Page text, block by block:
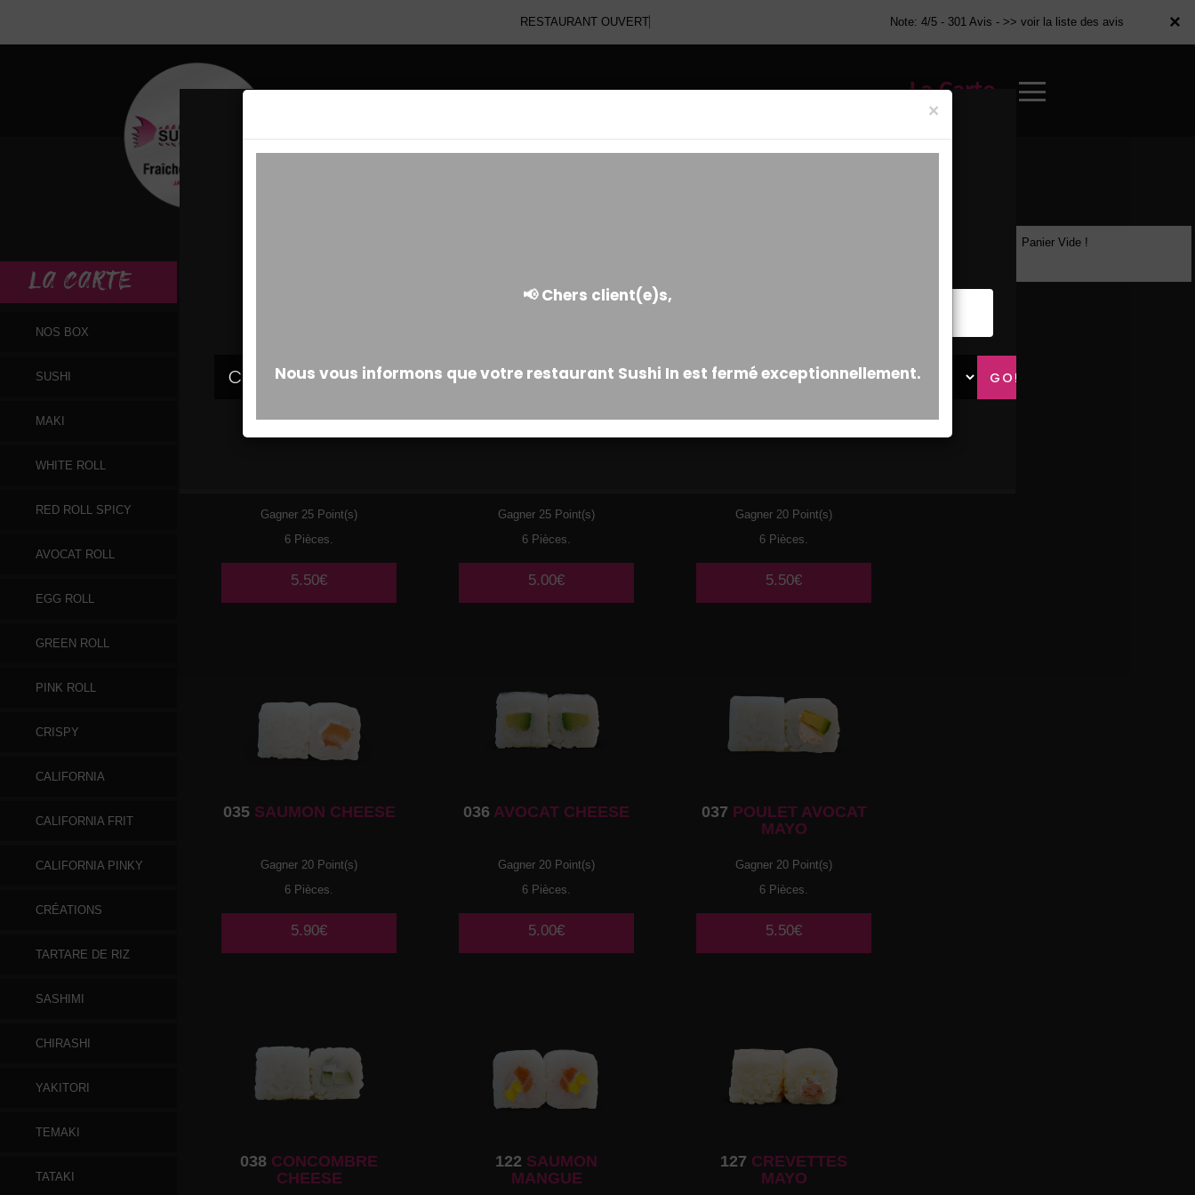
×
RESTAURANT OUVERT Note: 4/5 - 301 Avis - >> voir la liste des avis
La Carte
×
LA CARTE
NOS BOX
SUSHI
MAKI
WHITE ROLL
RED ROLL SPICY
AVOCAT ROLL
EGG ROLL
GREEN ROLL
PINK ROLL
CRISPY
CALIFORNIA
CALIFORNIA FRIT
CALIFORNIA PINKY
CRÉATIONS
TARTARE DE RIZ
SASHIMI
CHIRASHI
YAKITORI
TEMAKI
TATAKI
Gagner 25 Point(s)
6 Pièces.
5.50€
Gagner 25 Point(s)
6 Pièces.
5.00€
Gagner 20 Point(s)
6 Pièces.
5.50€
035SAUMON CHEESE
Gagner 20 Point(s)
6 Pièces.
5.90€
036 AVOCAT CHEESE
Gagner 20 Point(s)
6 Pièces.
5.00€
037 POULET AVOCAT
MAYO
Gagner 20 Point(s)
6 Pièces.
5.50€
038 CONCOMBRE
CHEESE
122 SAUMON
MANGUE
127 CREVETTES
MAYO
Panier Vide !
×